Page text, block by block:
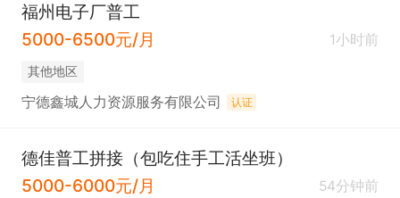
福州电子厂普工
5000-6500元/月
1小时前
其他地区
宁德鑫城人力资源服务有限公司 认证
德佳普工拼接（包吃住手工活坐班）
5000-6000元/月
54分钟前